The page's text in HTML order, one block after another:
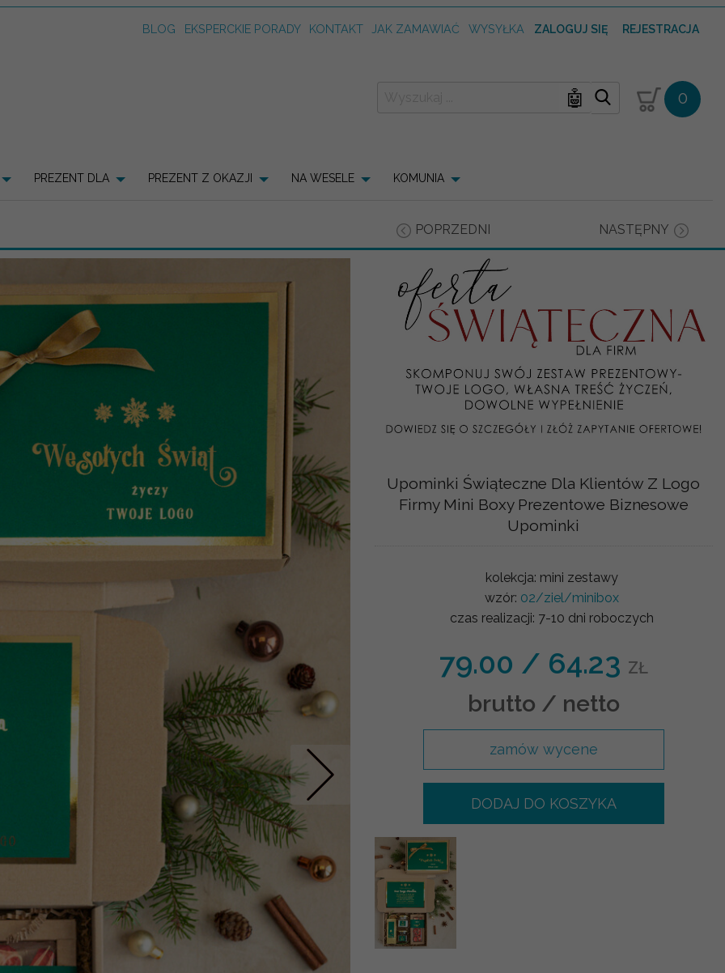
BLOG EKSPERCKIE PORADY KONTAKT JAK ZAMAWIAĆ WYSYŁKA ZALOGUJ SIĘ REJESTRACJA
🤖 0
PREZENT DLA PREZENT Z OKAZJI NA WESELE KOMUNIA
POPRZEDNI NASTĘPNY
Nastepne
Upominki Świąteczne Dla Klientów Z Logo
Firmy Mini Boxy Prezentowe Biznesowe
Upominki
kolekcja: mini zestawy
wzór: 02/ziel/minibox
czas realizacji: 7-10 dni roboczych
79.00 / 64.23 ZŁ
brutto / netto
zamów wycene
DODAJ DO KOSZYKA